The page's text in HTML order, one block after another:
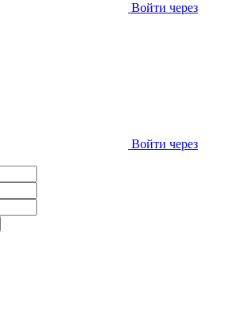
Войти через
Войти через